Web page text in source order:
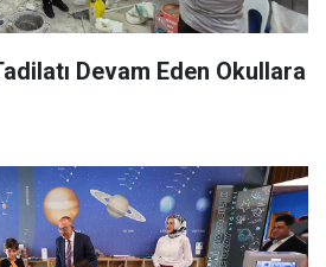
Devam Eden Okullara